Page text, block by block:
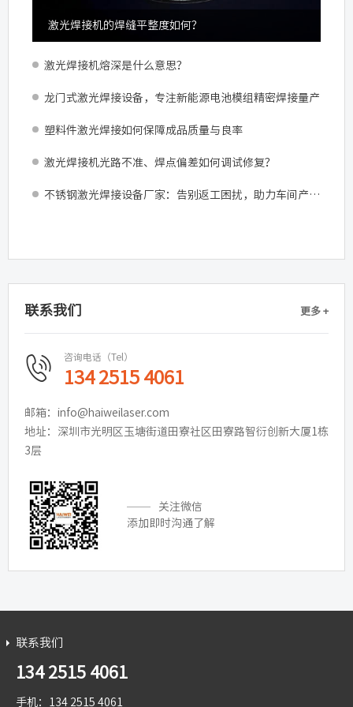
激光焊接机的焊缝平整度如何？
激光焊接机熔深是什么意思？
龙门式激光焊接设备，专注新能源电池模组精密焊接量产
塑料件激光焊接如何保障成品质量与良率
激光焊接机光路不准、焊点偏差如何调试修复？
不锈钢激光焊接设备厂家：告别返工困扰，助力车间产能跃升
联系我们 更多 +
咨询电话（Tel）
134 2515 4061
邮箱：info@haiweilaser.com
地址：深圳市光明区玉塘街道田寮社区田寮路智衍创新大厦1栋
3层
关注微信
添加即时沟通了解
联系我们
134 2515 4061
手机：134 2515 4061